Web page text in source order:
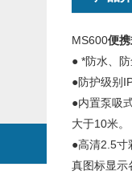
MS600便
● *防水、
●防护级别
●内置泵吸
大于10米。
●高清2.5寸
真图标显示